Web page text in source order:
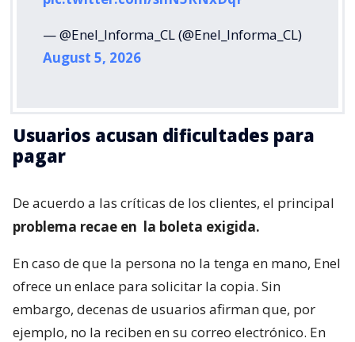
— @Enel_Informa_CL (@Enel_Informa_CL)
August 5, 2026
Usuarios acusan dificultades para
pagar
De acuerdo a las críticas de los clientes, el principal
problema recae en la boleta exigida.
En caso de que la persona no la tenga en mano, Enel
ofrece un enlace para solicitar la copia. Sin
embargo, decenas de usuarios afirman que, por
ejemplo, no la reciben en su correo electrónico. En